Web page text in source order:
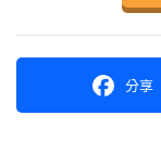
分享